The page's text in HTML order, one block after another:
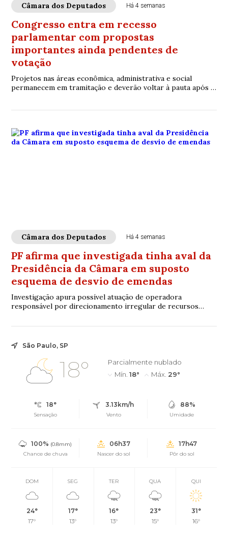
Câmara dos Deputados Há 4 semanas
Congresso entra em recesso
parlamentar com propostas
importantes ainda pendentes de
votação
Projetos nas áreas econômica, administrativa e social
permanecem em tramitação e deverão voltar à pauta após o
Câmara dos Deputados Há 4 semanas
PF afirma que investigada tinha aval da
Presidência da Câmara em suposto
esquema de desvio de emendas
Investigação apura possível atuação de operadora
responsável por direcionamento irregular de recursos
São Paulo, SP
18°
Parcialmente nublado
Mín. 18° Máx. 29°
18°
Sensação
3.13km/h
Vento
88%
Umidade
100% (0.8mm)
Chance de chuva
06h37
Nascer do sol
17h47
Pôr do sol
DOM
24°
17°
SEG
17°
13°
TER
16°
13°
QUA
23°
15°
QUI
31°
16°